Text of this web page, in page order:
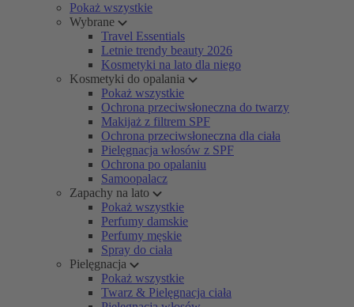
Pokaż wszystkie
Wybrane
Travel Essentials
Letnie trendy beauty 2026
Kosmetyki na lato dla niego
Kosmetyki do opalania
Pokaż wszystkie
Ochrona przeciwsłoneczna do twarzy
Makijaż z filtrem SPF
Ochrona przeciwsłoneczna dla ciała
Pielęgnacja włosów z SPF
Ochrona po opalaniu
Samoopalacz
Zapachy na lato
Pokaż wszystkie
Perfumy damskie
Perfumy męskie
Spray do ciała
Pielęgnacja
Pokaż wszystkie
Twarz & Pielęgnacja ciała